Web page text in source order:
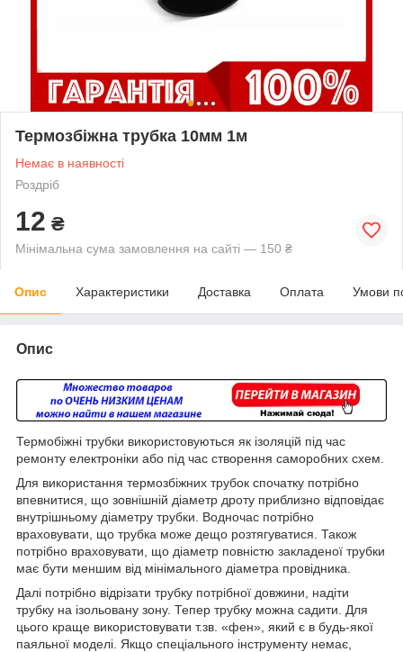
Термозбіжна трубка 10мм 1м
Немає в наявності
Роздріб
12 ₴
Мінімальна сума замовлення на сайті — 150 ₴
Опис Характеристики Доставка Оплата Умови
Опис
Термобіжні трубки використовуються як ізоляцій під час
ремонту електроніки або під час створення саморобних схем.
Для використання термозбіжних трубок спочатку потрібно
впевнитися, що зовнішній діаметр дроту приблизно відповідає
внутрішньому діаметру трубки. Водночас потрібно
враховувати, що трубка може дещо розтягуватися. Також
потрібно враховувати, що діаметр повністю закладеної трубки
має бути меншим від мінімального діаметра провідника.
Далі потрібно відрізати трубку потрібної довжини, надіти
трубку на ізольовану зону. Тепер трубку можна садити. Для
цього краще використовувати т.зв. «фен», який є в будь-якої
паяльної моделі. Якщо спеціального інструменту немає,